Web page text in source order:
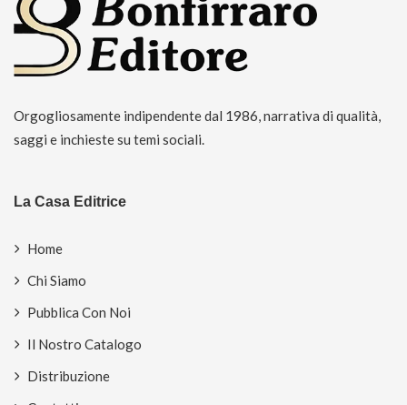
Orgogliosamente indipendente dal 1986, narrativa di qualità,
saggi e inchieste su temi sociali.
La Casa Editrice
Home
Chi Siamo
Pubblica Con Noi
Il Nostro Catalogo
Distribuzione